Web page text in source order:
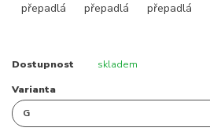
Dostupnost skladem
Varianta